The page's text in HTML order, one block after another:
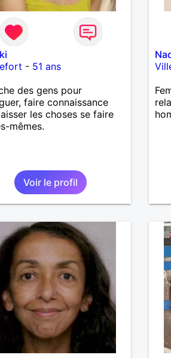
- 51 ans
des gens pour
faire connaissance
les choses se faire
mêmes.
Voir le profil